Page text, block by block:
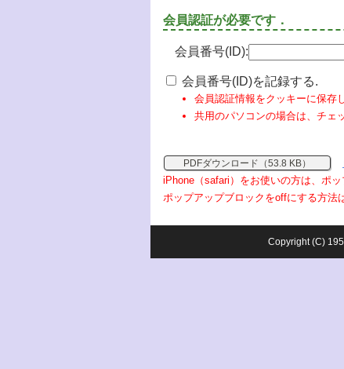
会員認証が必要です．
会員番号(ID):
会員番号(ID)を記録する.
会員認証情報をクッキーに保存
共用のパソコンの場合は、チェ
PDFダウンロード（53.8 KB）
iPhone（safari）をお使いの方は、ポ
ポップアップブロックをoffにする方法
Copyright (C)